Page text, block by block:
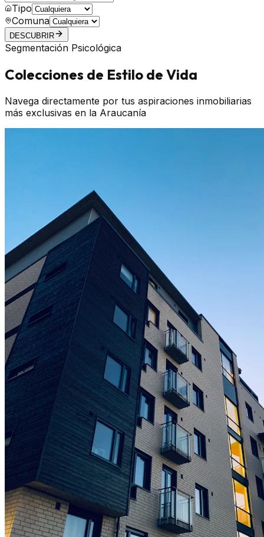
Tipo
Comuna
DESCUBRIR
Segmentación Psicológica
Colecciones de Estilo de Vida
Navega directamente por tus aspiraciones inmobiliarias
más exclusivas en la Araucanía